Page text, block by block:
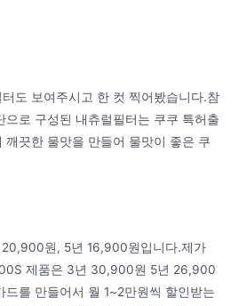
도 보여주시고 한 컷 찍어봤습니다.참
으로 구성된 내츄럴필터는 쿠쿠 특허출
깨끗한 물맛을 만들어 물맛이 좋은 쿠
원, 5년 16,900원입니다.제가
제품은 3년 30,900원 5년 26,900
드를 만들어서 월 1~2만원씩 할인받는